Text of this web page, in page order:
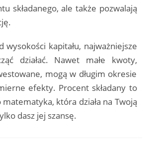
składanego, ale także pozwalają
wysokości kapitału, najważniejsze
działać. Nawet małe kwoty,
mogą w długim okresie
efekty. Procent składany to
która działa na Twoją
dasz jej szansę.